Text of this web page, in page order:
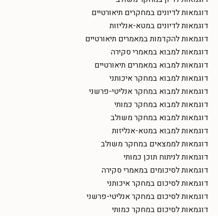
דוגמאות לדיונים במחקרים תיאורטיים
דוגמאות לדיונים במטא-אנליזות
דוגמאות להקדמות במאמרים תיאורטיים
דוגמאות למבוא במאמרי סקירה
דוגמאות למבוא במאמרים תיאורטיים
דוגמאות למבוא במחקר איכותני
דוגמאות למבוא במחקר אנליטי-פרשני
דוגמאות למבוא במחקר כמותי
דוגמאות למבוא במחקר משולב
דוגמאות למבוא במטא-אנליזות
דוגמאות לממצאים במחקר משולב
דוגמאות לניתוח תוכן כמותי
דוגמאות לסיכומים במאמרי סקירה
דוגמאות לסיכום במחקר איכותני
דוגמאות לסיכום במחקר אנליטי-פרשני
דוגמאות לסיכום במחקר כמותי